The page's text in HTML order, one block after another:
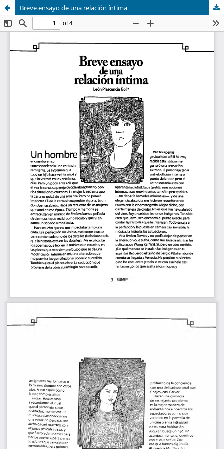
Breve ensayo de una relación íntima